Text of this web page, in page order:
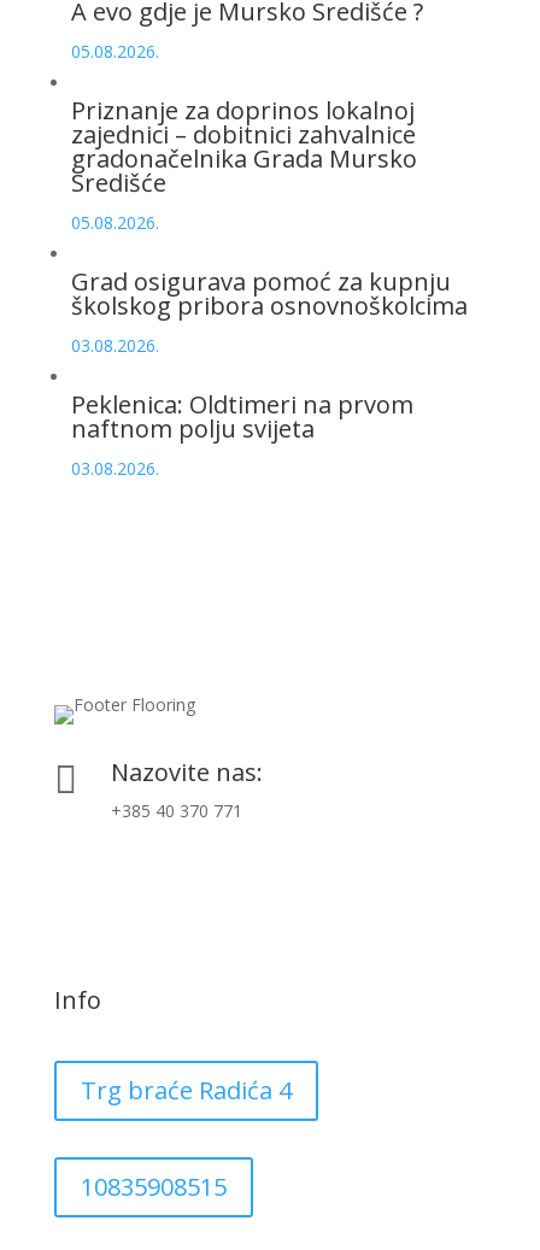
A evo gdje je Mursko Središće ?
05.08.2026.
Priznanje za doprinos lokalnoj
zajednici – dobitnici zahvalnice
gradonačelnika Grada Mursko
Središće
05.08.2026.
Grad osigurava pomoć za kupnju
školskog pribora osnovnoškolcima
03.08.2026.
Peklenica: Oldtimeri na prvom
naftnom polju svijeta
03.08.2026.
 Nazovite nas:
+385 40 370 771
Info
Trg braće Radića 4
10835908515